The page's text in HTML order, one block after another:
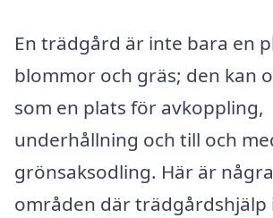
En trädgård är inte bara en
blommor och gräs; den kan
som en plats för avkoppling,
underhållning och till och
grönsaksodling. Här är
områden där trädgårdshjälp